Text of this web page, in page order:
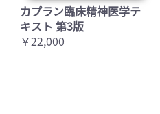
カプラン臨床精神医学テ
キスト 第3版
￥22,000